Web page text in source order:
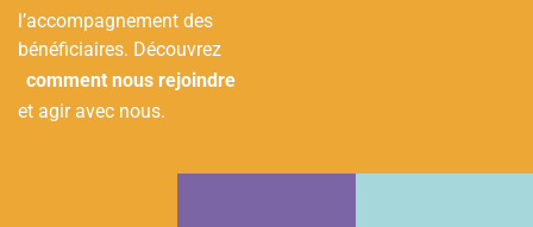
l’accompagnement des
bénéficiaires. Découvrez
comment nous rejoindre
et agir avec nous.